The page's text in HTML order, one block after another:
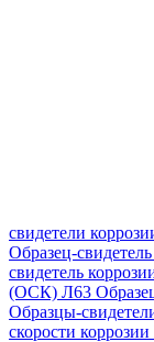
свидетели
Образец-
свидетель
(ОСК) Л63
Образцы-
скорости коррозии